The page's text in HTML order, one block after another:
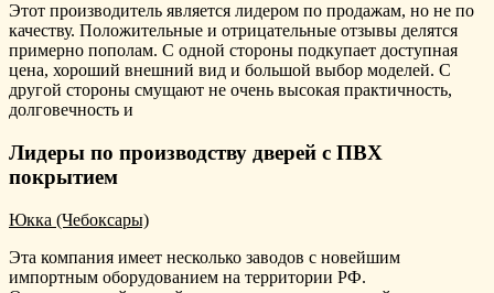
Этот производитель является лидером по продажам, но не по
качеству. Положительные и отрицательные отзывы делятся
примерно пополам. С одной стороны подкупает доступная
цена, хороший внешний вид и большой выбор моделей. С
другой стороны смущают не очень высокая практичность,
долговечность и
Лидеры по производству дверей с ПВХ
покрытием
Юкка (Чебоксары)
Эта компания имеет несколько заводов с новейшим
импортным оборудованием на территории РФ.